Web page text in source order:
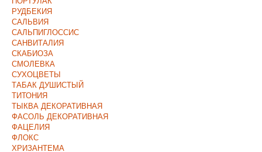
РУДБЕКИЯ
САЛЬВИЯ
САЛЬПИГЛОССИС
САНВИТАЛИЯ
СКАБИОЗА
СМОЛЕВКА
СУХОЦВЕТЫ
ТАБАК ДУШИСТЫЙ
ТИТОНИЯ
ТЫКВА ДЕКОРАТИВНАЯ
ФАСОЛЬ ДЕКОРАТИВНАЯ
ФАЦЕЛИЯ
ФЛОКС
ХРИЗАНТЕМА